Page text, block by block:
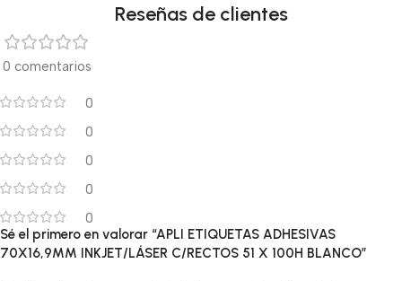
Reseñas de clientes
0 comentarios
0
0
0
0
0
Sé el primero en valorar “APLI ETIQUETAS ADHESIVAS
70X16,9MM INKJET/LÁSER C/RECTOS 51 X 100H BLANCO”